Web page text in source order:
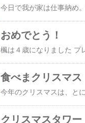
おめでとう！
食べまクリスマス
クリスマスタワー